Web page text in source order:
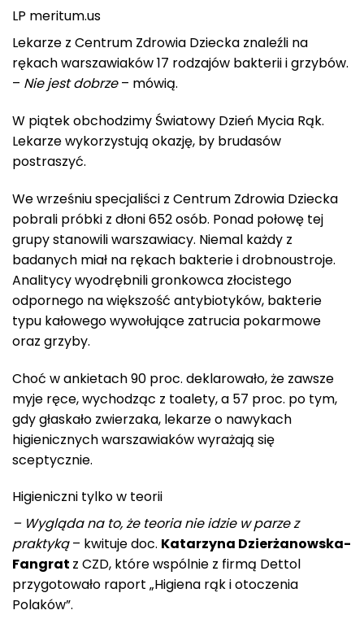
LP meritum.us
Lekarze z Centrum Zdrowia Dziecka znaleźli na
rękach warszawiaków 17 rodzajów bakterii i grzybów.
– Nie jest dobrze– mówią.
W piątek obchodzimy Światowy Dzień Mycia Rąk.
Lekarze wykorzystują okazję, by brudasów
postraszyć.
We wrześniu specjaliści z Centrum Zdrowia Dziecka
pobrali próbki z dłoni 652 osób. Ponad połowę tej
grupy stanowili warszawiacy. Niemal każdy z
badanych miał na rękach bakterie i drobnoustroje.
Analitycy wyodrębnili gronkowca złocistego
odpornego na większość antybiotyków, bakterie
typu kałowego wywołujące zatrucia pokarmowe
oraz grzyby.
Choć w ankietach 90 proc. deklarowało, że zawsze
myje ręce, wychodząc z toalety, a 57 proc. po tym,
gdy głaskało zwierzaka, lekarze o nawykach
higienicznych warszawiaków wyrażają się
sceptycznie.
Higieniczni tylko w teorii
– Wygląda na to, że teoria nie idzie w parze z
praktyką– kwituje doc. Katarzyna Dzierżanowska-
Fangrat z CZD, które wspólnie z firmą Dettol
przygotowało raport „Higiena rąk i otoczenia
Polaków”.